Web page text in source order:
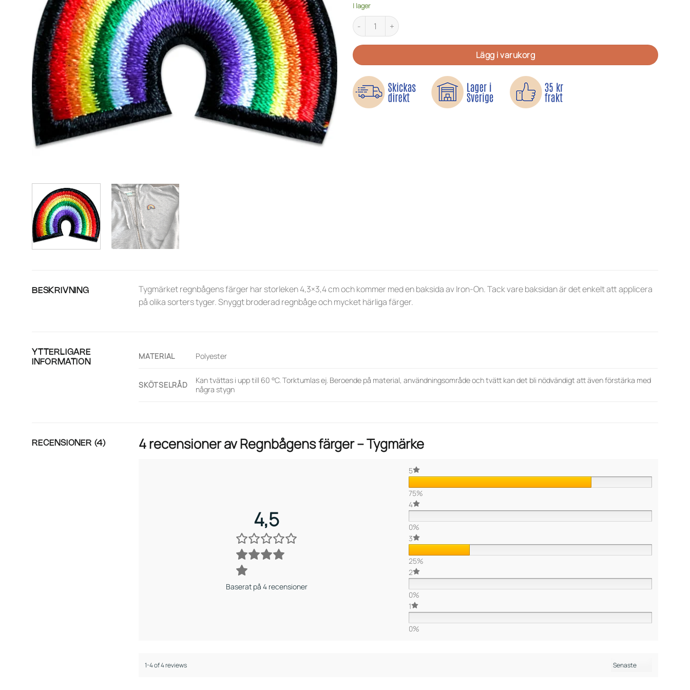
I lager
Regnbågens färger - Tygmärke mängd
Lägg i varukorg
BESKRIVNING
Tygmärket regnbågens färger har storleken 4,3×3,4 cm och kommer med en baksida av Iron-On. Tack vare baksidan är det enkelt att applicera
på olika sorters tyger. Snyggt broderad regnbåge och mycket härliga färger.
YTTERLIGARE
INFORMATION
MATERIAL Polyester
SKÖTSELRÅD
Kan tvättas i upp till 60 °C. Torktumlas ej. Beroende på material, användningsområde och tvätt kan det bli nödvändigt att även förstärka med
några stygn
RECENSIONER (4) 4 recensioner avRegnbågens färger – Tygmärke
4,5
Baserat på 4 recensioner
5
75%
4
0%
3
25%
2
0%
1
0%
1-4 of 4 reviews